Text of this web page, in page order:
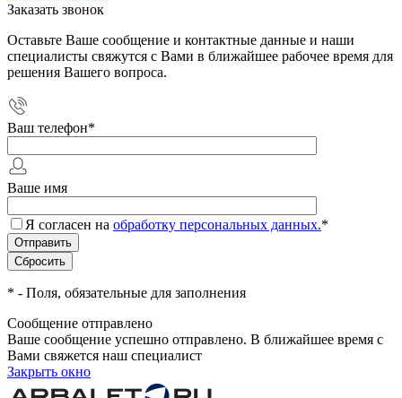
Заказать звонок
Оставьте Ваше сообщение и контактные данные и наши
специалисты свяжутся с Вами в ближайшее рабочее время для
решения Вашего вопроса.
Ваш телефон*
Ваше имя
Я согласен на обработку персональных данных.*
* - Поля, обязательные для заполнения
Сообщение отправлено
Ваше сообщение успешно отправлено. В ближайшее время с
Вами свяжется наш специалист
Закрыть окно